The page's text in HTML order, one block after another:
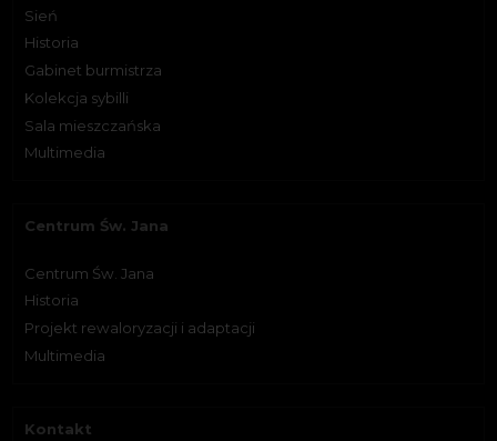
Sień
Historia
Gabinet burmistrza
Kolekcja sybilli
Sala mieszczańska
Multimedia
Centrum Św. Jana
Centrum Św. Jana
Historia
Projekt rewaloryzacji i adaptacji
Multimedia
Kontakt